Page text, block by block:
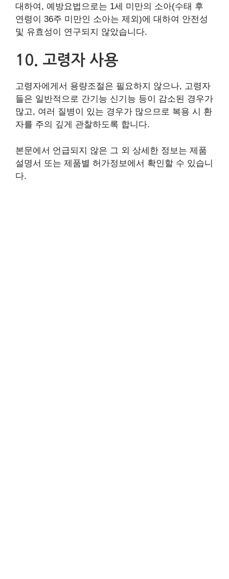
대하여, 예방요법으로는 1세 미만의 소아(수태 후
연령이 36주 미만인 소아는 제외)에 대하여 안전성
및 유효성이 연구되지 않았습니다.
10. 고령자 사용
고령자에게서 용량조절은 필요하지 않으나, 고령자
들은 일반적으로 간기능 신기능 등이 감소된 경우가
많고, 여러 질병이 있는 경우가 많으므로 복용 시 환
자를 주의 깊게 관찰하도록 합니다.
본문에서 언급되지 않은 그 외 상세한 정보는 제품
설명서 또는 제품별 허가정보에서 확인할 수 있습니
다.